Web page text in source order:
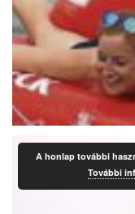
A honlap további
További